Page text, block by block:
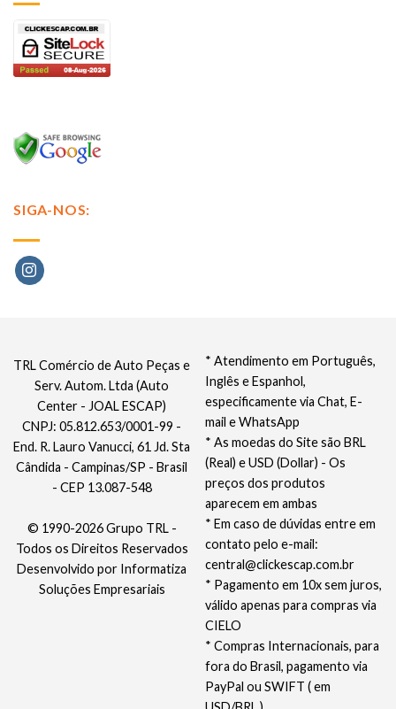
SIGA-NOS:
* Atendimento em Português,
Inglês e Espanhol,
especificamente via Chat, E-
mail e WhatsApp
* As moedas do Site são BRL
(Real) e USD (Dollar) - Os
preços dos produtos
aparecem em ambas
* Em caso de dúvidas entre em
contato pelo e-mail:
central@clickescap.com.br
* Pagamento em 10x sem juros,
válido apenas para compras via
CIELO
* Compras Internacionais, para
fora do Brasil, pagamento via
PayPal ou SWIFT ( em
TRL Comércio de Auto Peças e
Serv. Autom. Ltda (Auto
Center - JOAL ESCAP)
CNPJ: 05.812.653/0001-99 -
End. R. Lauro Vanucci, 61 Jd. Sta
Cândida - Campinas/SP - Brasil
- CEP 13.087-548
© 1990-2026 Grupo TRL -
Todos os Direitos Reservados
Desenvolvido por Informatiza
Soluções Empresariais